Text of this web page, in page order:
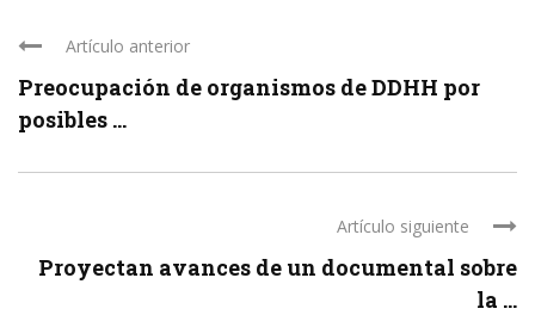
Artículo anterior
Preocupación de organismos de DDHH por
posibles ...
Artículo siguiente
Proyectan avances de un documental sobre
la ...